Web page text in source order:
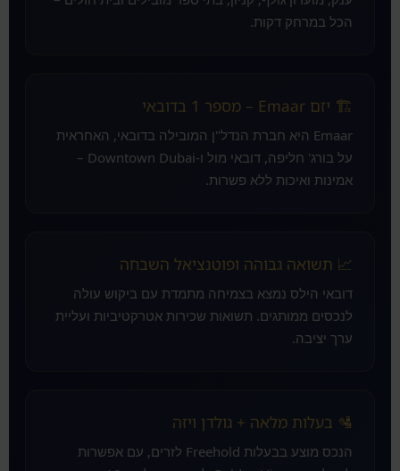
הכל במרחק דקות.
🏗️ יזם Emaar – מספר 1 בדובאי
Emaar היא חברת הנדל"ן המובילה בדובאי, האחראית
על בורג' חליפה, דובאי מול ו-Downtown Dubai –
אמינות ואיכות ללא פשרות.
📈 תשואה גבוהה ופוטנציאל השבחה
דובאי הילס נמצא בצמיחה מתמדת עם ביקוש עולה
לנכסים ממותגים. תשואות שכירות אטרקטיביות ועליית
ערך יציבה.
🛂 בעלות מלאה + גולדן ויזה
הנכס מוצע בבעלות Freehold לזרים, עם אפשרות